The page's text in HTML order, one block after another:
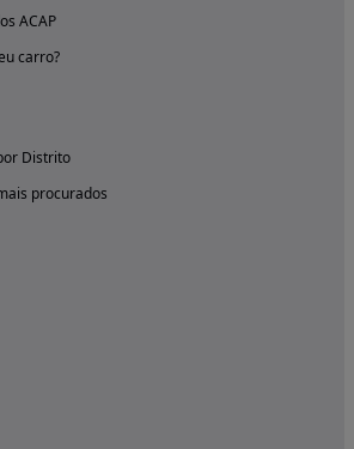
ACAP
carro?
Distrito
procurados